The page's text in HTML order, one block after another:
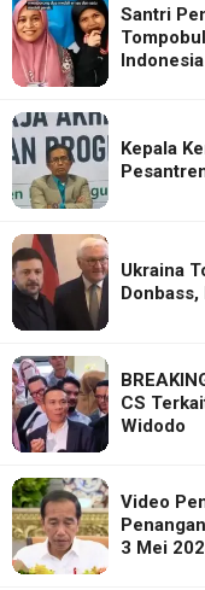
Santri
Kepala
Ukraina
CS
Widodo
Video
3 Mei